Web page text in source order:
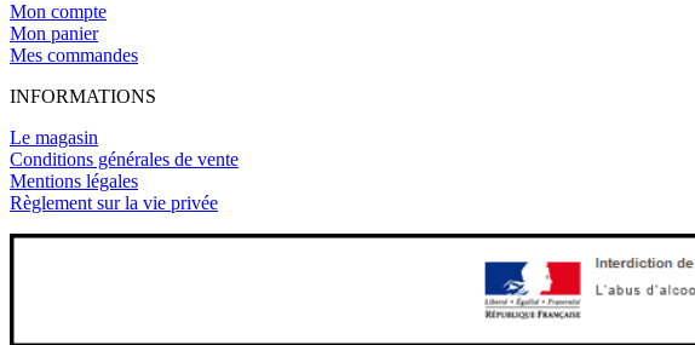
Mon compte
Mon panier
Mes commandes
INFORMATIONS
Le magasin
Conditions générales de vente
Mentions légales
Règlement sur la vie privée